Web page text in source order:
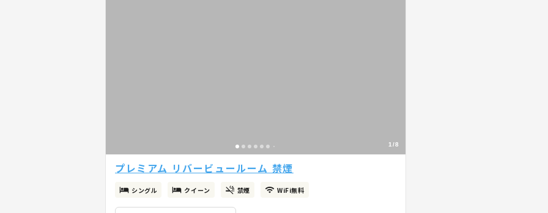
1/8
プレミアム リバービュールーム 禁煙
シングル クイーン 禁煙 WiFi無料